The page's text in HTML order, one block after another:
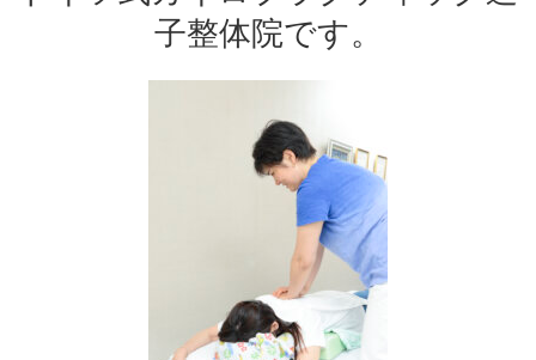
子整体院です。